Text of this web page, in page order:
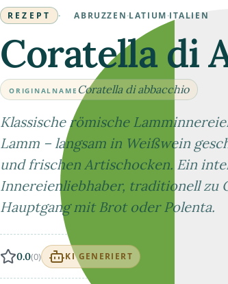
REZEPT · ABRUZZEN ·LATIUM ·ITALIEN
Coratella di
ORIGINALNAME Coratella di abbacchio
Klassische römische
Lamm – langsam in Weißwein
und frischen Artischocken. Ein
Innereienliebhaber, traditionell zu
Hauptgang mit Brot oder Polenta.
0.0(0) KI GENERIERT